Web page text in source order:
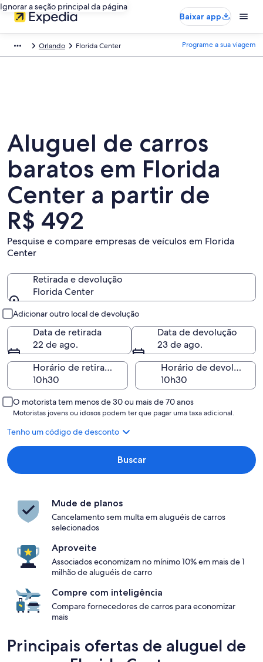
Ignorar a seção principal da página
Baixar app
Orlando Florida Center Programe a sua viagem
Aluguel de carros
baratos em Florida
Center a partir de
R$ 492
Pesquise e compare empresas de veículos em Florida
Center
Retirada e devolução
Florida Center
Adicionar outro local de devolução
Data de retirada
22 de ago.
Data de devolução
23 de ago.
Horário de retirada
Horário de devolução
O motorista tem menos de 30 ou mais de 70 anos
Motoristas jovens ou idosos podem ter que pagar uma taxa adicional.
Tenho um código de desconto
Buscar
Mude de planos
Cancelamento sem multa em aluguéis de carros
selecionados
Aproveite
Associados economizam no mínimo 10% em mais de 1
milhão de aluguéis de carro
Compre com inteligência
Compare fornecedores de carros para economizar
mais
Principais ofertas de aluguel de